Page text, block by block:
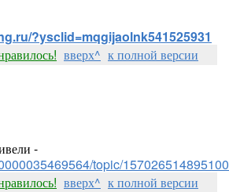
?ysclid=mqgijaolnk541525931
вверх^ к полной версии
-
topic/157026514895100
вверх^ к полной версии